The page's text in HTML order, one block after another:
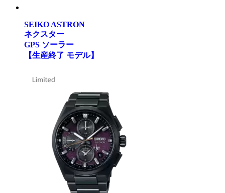
SEIKO ASTRON
ネクスター
GPS ソーラー
【生産終了 モデル】